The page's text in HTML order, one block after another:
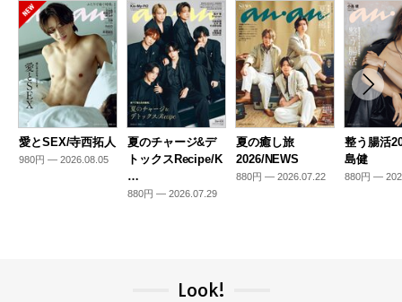
愛とSEX/寺西拓人
980円 — 2026.08.05
夏のチャージ&デ
トックスRecipe/K
…
880円 — 2026.07.29
夏の癒し旅
2026/NEWS
880円 — 2026.07.22
整う腸活
島健
880円 —
Look!